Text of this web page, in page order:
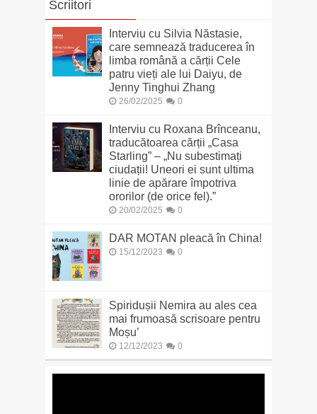
Scriitori
Interviu cu Silvia Năstasie,
care semnează traducerea în
limba română a cărții Cele
patru vieți ale lui Daiyu, de
Jenny Tinghui Zhang
26/02/2025 0
Interviu cu Roxana Brînceanu,
traducătoarea cărții „Casa
Starling” – „Nu subestimați
ciudații! Uneori ei sunt ultima
linie de apărare împotriva
ororilor (de orice fel).”
20/02/2025 0
DAR MOTAN pleacă în China!
15/12/2023 0
Spiridușii Nemira au ales cea
mai frumoasă scrisoare pentru
Moșu’
12/12/2023 0